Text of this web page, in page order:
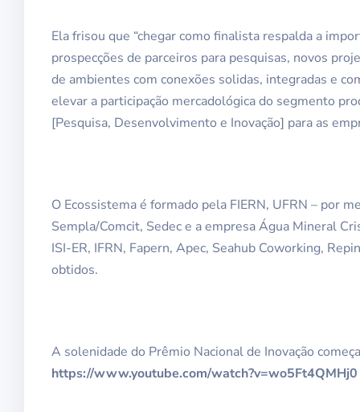
Ela frisou que “chegar como finalista respalda a
prospecções de parceiros para pesquisas, novos
de ambientes com conexões solidas, integradas e
elevar a participação mercadológica do segmento
[Pesquisa, Desenvolvimento e Inovação] para as
O Ecossistema é formado pela FIERN, UFRN – por
Sempla/Comcit, Sedec e a empresa Água Mineral
ISI-ER, IFRN, Fapern, Apec, Seahub Coworking,
obtidos.
A solenidade do Prêmio Nacional de Inovação
https://www.youtube.com/watch?v=wo5Ft4QMHj0